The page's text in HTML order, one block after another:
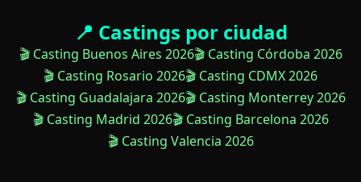
📍 Castings por ciudad
🎬 Casting Buenos Aires 2026🎬 Casting Córdoba 2026
🎬 Casting Rosario 2026🎬 Casting CDMX 2026
🎬 Casting Guadalajara 2026🎬 Casting Monterrey 2026
🎬 Casting Madrid 2026🎬 Casting Barcelona 2026
🎬 Casting Valencia 2026